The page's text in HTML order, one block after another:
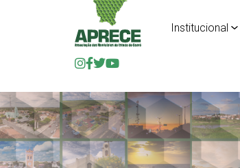
Institucional